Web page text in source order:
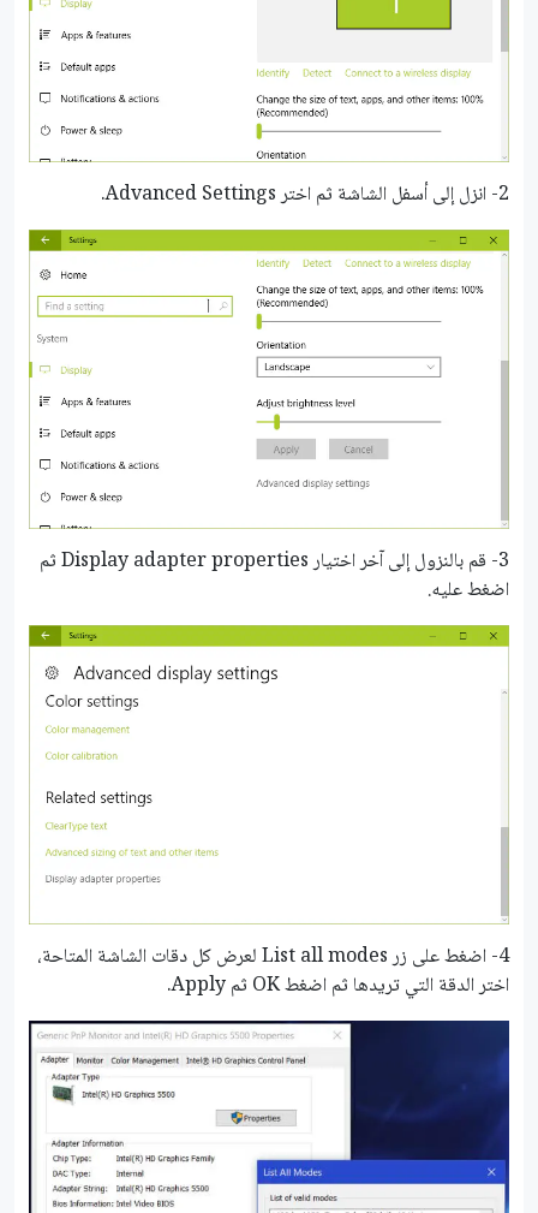
2- انزل إلى أسفل الشاشة ثم اختر Advanced Settings.
3- قم بالنزول إلى آخر اختيار Display adapter properties ثم
اضغط عليه.
4- اضغط على زر List all modes لعرض كل دقات الشاشة المتاحة،
اختر الدقة التي تريدها ثم اضغط OK ثم Apply.